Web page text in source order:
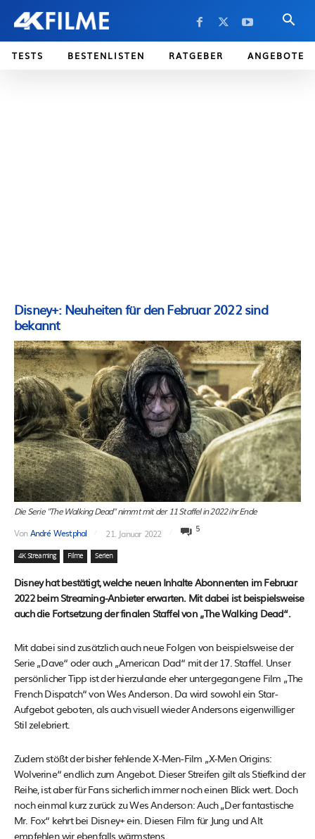
TESTS BESTENLISTEN RATGEBER ANGEBOTE
Disney+: Neuheiten für den Februar 2022 sind
bekannt
Die Serie "The Walking Dead" nimmt mit der 11 Staffel in 2022 ihr Ende
VonAndré Westphal 21. Januar 2022 5
4K Streaming Filme Serien
Disney hat bestätigt, welche neuen Inhalte Abonnenten im Februar
2022 beim Streaming-Anbieter erwarten. Mit dabei ist beispielsweise
auch die Fortsetzung der finalen Staffel von „The Walking Dead“.
Mit dabei sind zusätzlich auch neue Folgen von beispielsweise der
Serie „Dave“ oder auch „American Dad“ mit der 17. Staffel. Unser
persönlicher Tipp ist der hierzulande eher untergegangene Film „The
French Dispatch“ von Wes Anderson. Da wird sowohl ein Star-
Aufgebot geboten, als auch visuell wieder Andersons eigenwilliger
Stil zelebriert.
Zudem stößt der bisher fehlende X-Men-Film „X-Men Origins:
Wolverine“ endlich zum Angebot. Dieser Streifen gilt als Stiefkind der
Reihe, ist aber für Fans sicherlich immer noch einen Blick wert. Doch
noch einmal kurz zurück zu Wes Anderson: Auch „Der fantastische
Mr. Fox“ kehrt bei Disney+ ein. Diesen Film für Jung und Alt
empfehlen wir ebenfalls wärmstens.